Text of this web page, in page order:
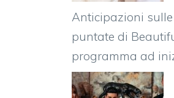
Anticipazioni
puntate di
programma ad